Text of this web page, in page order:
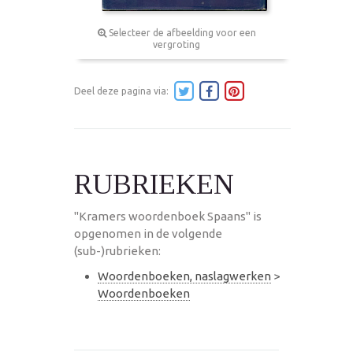
Selecteer de afbeelding voor een
vergroting
Deel deze pagina via:
RUBRIEKEN
"Kramers woordenboek Spaans" is
opgenomen in de volgende
(sub-)rubrieken:
Woordenboeken, naslagwerken >
Woordenboeken